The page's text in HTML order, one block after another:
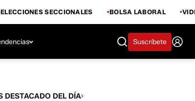
ELECCIONES SECCIONALES BOLSA LABORAL
Suscríbete
DESTACADO DEL DÍA